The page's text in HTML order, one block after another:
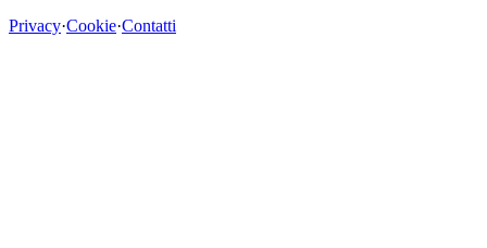
Privacy·Cookie·Contatti